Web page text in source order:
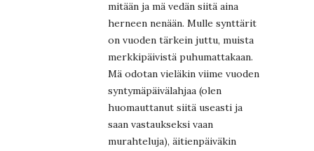
mitään ja mä vedän siitä aina
herneen nenään. Mulle synttärit
on vuoden tärkein juttu, muista
merkkipäivistä puhumattakaan.
Mä odotan vieläkin viime vuoden
syntymäpäivälahjaa (olen
huomauttanut siitä useasti ja
saan vastaukseksi vaan
murahteluja), äitienpäiväkin